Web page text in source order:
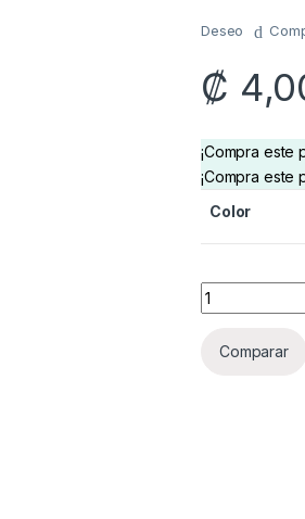
Deseo
₡
¡Compra este
¡Compra este
Color
Shengshou
Comparar